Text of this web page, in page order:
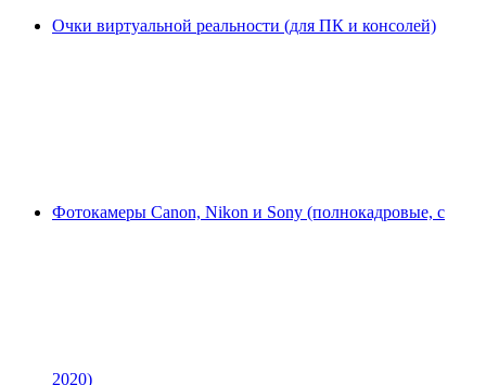
Очки виртуальной реальности (для ПК и консолей)
Фотокамеры Canon, Nikon и Sony (полнокадровые, с
2020)